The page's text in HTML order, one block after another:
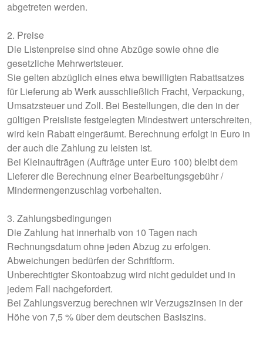
abgetreten werden.
2. Preise
Die Listenpreise sind ohne Abzüge sowie ohne die
gesetzliche Mehrwertsteuer.
Sie gelten abzüglich eines etwa bewilligten Rabattsatzes
für Lieferung ab Werk ausschließlich Fracht, Verpackung,
Umsatzsteuer und Zoll. Bei Bestellungen, die den in der
gültigen Preisliste festgelegten Mindestwert unterschreiten,
wird kein Rabatt eingeräumt. Berechnung erfolgt in Euro in
der auch die Zahlung zu leisten ist.
Bei Kleinaufträgen (Aufträge unter Euro 100) bleibt dem
Lieferer die Berechnung einer Bearbeitungsgebühr /
Mindermengenzuschlag vorbehalten.
3. Zahlungsbedingungen
Die Zahlung hat innerhalb von 10 Tagen nach
Rechnungsdatum ohne jeden Abzug zu erfolgen.
Abweichungen bedürfen der Schriftform.
Unberechtigter Skontoabzug wird nicht geduldet und in
jedem Fall nachgefordert.
Bei Zahlungsverzug berechnen wir Verzugszinsen in der
Höhe von 7,5 % über dem deutschen Basiszins.